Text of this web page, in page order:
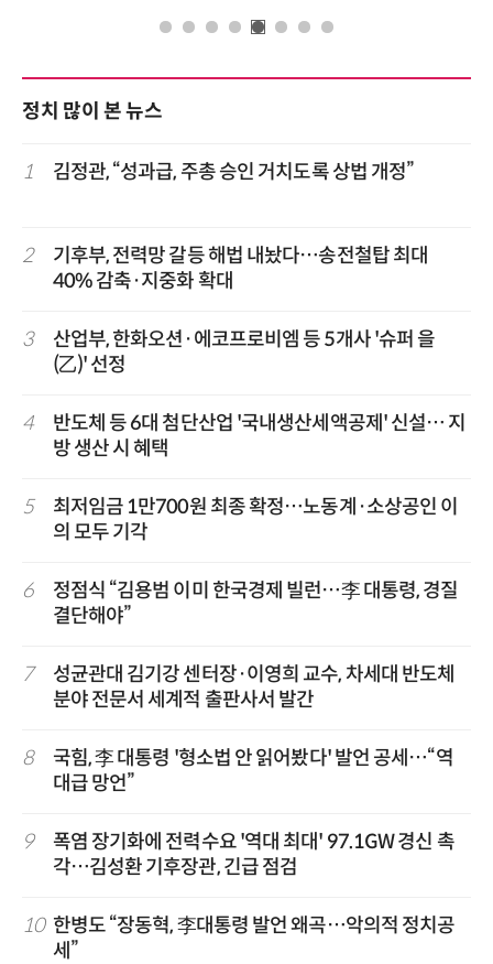
정치 많이 본 뉴스
1 김정관, “성과급, 주총 승인 거치도록 상법 개정”
2
기후부, 전력망 갈등 해법 내놨다…송전철탑 최대
40% 감축·지중화 확대
3
산업부, 한화오션·에코프로비엠 등 5개사 '슈퍼 을
(乙)' 선정
4
반도체 등 6대 첨단산업 '국내생산세액공제' 신설… 지
방 생산 시 혜택
5
최저임금 1만700원 최종 확정…노동계·소상공인 이
의 모두 기각
6
정점식 “김용범 이미 한국경제 빌런…李 대통령, 경질
결단해야”
7
성균관대 김기강 센터장·이영희 교수, 차세대 반도체
분야 전문서 세계적 출판사서 발간
8
국힘, 李 대통령 '형소법 안 읽어봤다' 발언 공세…“역
대급 망언”
9
폭염 장기화에 전력수요 '역대 최대' 97.1GW 경신 촉
각…김성환 기후장관, 긴급 점검
10 한병도 “장동혁, 李대통령 발언 왜곡…악의적 정치공
세”